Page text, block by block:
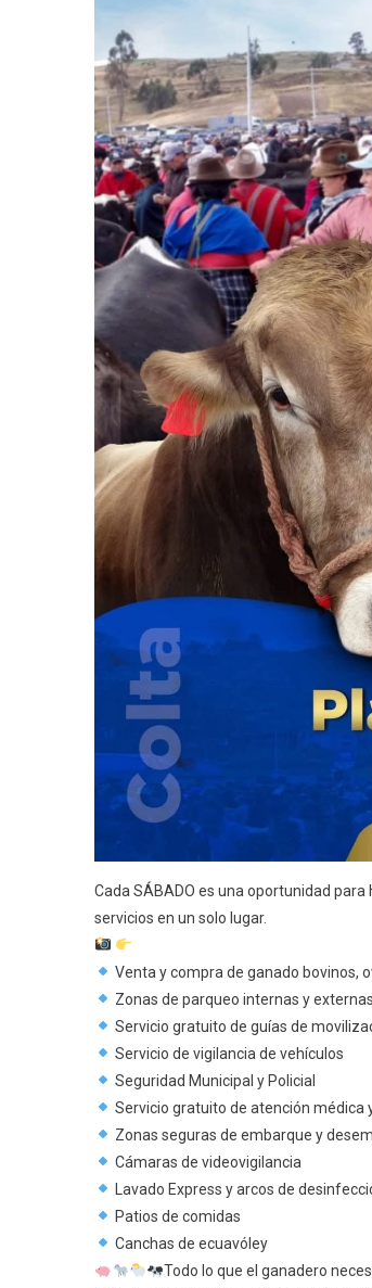
Cada SÁBADO es una oportunidad
servicios en un solo lugar.
Venta y compra de ganado bovinos,
Zonas de parqueo internas y externas
Servicio gratuito de guías de
Servicio de vigilancia de vehículos
Seguridad Municipal y Policial
Servicio gratuito de atención médica
Zonas seguras de embarque y
Cámaras de videovigilancia
Lavado Express y arcos de
Patios de comidas
Canchas de ecuavóley
Todo lo que el ganadero